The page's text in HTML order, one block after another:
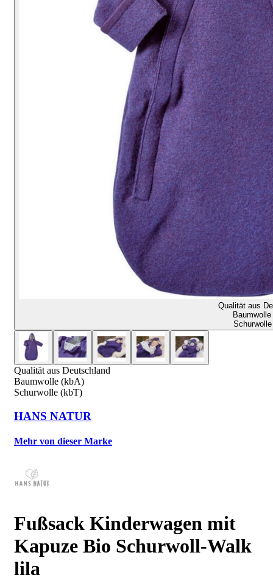
Qualität aus
Qualität aus Deutschland
Baumwolle (kbA)
Schurwolle (kbT)
HANS NATUR
Mehr von dieser Marke
Fußsack Kinderwagen mit
Kapuze Bio Schurwoll-Walk
lila